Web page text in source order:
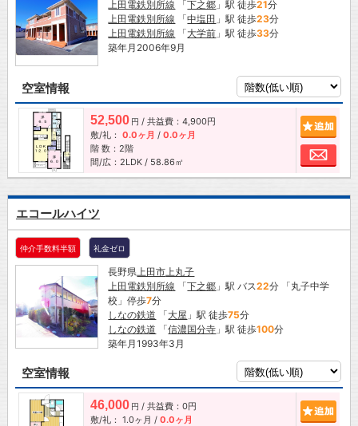
上田電鉄別所線 「下之郷 」駅 徒歩21分
上田電鉄別所線 「中塩田 」駅 徒歩23分
上田電鉄別所線 「大学前 」駅 徒歩33分
築年月2006年9月
空室情報
52,500 円 / 共益費：4,900円
敷/礼： 0.0ヶ月 / 0.0ヶ月
階 数：2階
間/広：2LDK / 58.86㎡
お
エコールハイツ
仲介手数料半額 礼金ゼロ
長野県上田市上丸子
上田電鉄別所線 「下之郷 」駅 バス22分 「丸子中学
校」停歩7分
しなの鉄道 「大屋 」駅 徒歩75分
しなの鉄道 「信濃国分寺 」駅 徒歩100分
築年月1993年3月
空室情報
46,000 円 / 共益費：0円
敷/礼： 1.0ヶ月 / 0.0ヶ月